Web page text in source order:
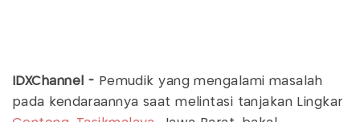
IDXChannel - Pemudik yang mengalami masalah
pada kendaraannya saat melintasi tanjakan Lingkar